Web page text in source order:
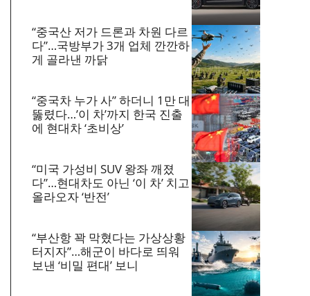
“중국산 저가 드론과 차원 다르
다”…국방부가 3개 업체 깐깐하
게 골라낸 까닭
“중국차 누가 사” 하더니 1만 대
뚫렸다…’이 차’까지 한국 진출
에 현대차 ‘초비상’
“미국 가성비 SUV 왕좌 깨졌
다”…현대차도 아닌 ‘이 차’ 치고
올라오자 ‘반전’
“부산항 꽉 막혔다는 가상상황
터지자”…해군이 바다로 띄워
보낸 ‘비밀 편대’ 보니